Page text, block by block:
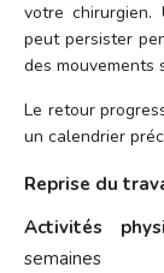
votre
peut persister
des mouvements
Le retour
un calendrier
Reprise du
Activités
semaines